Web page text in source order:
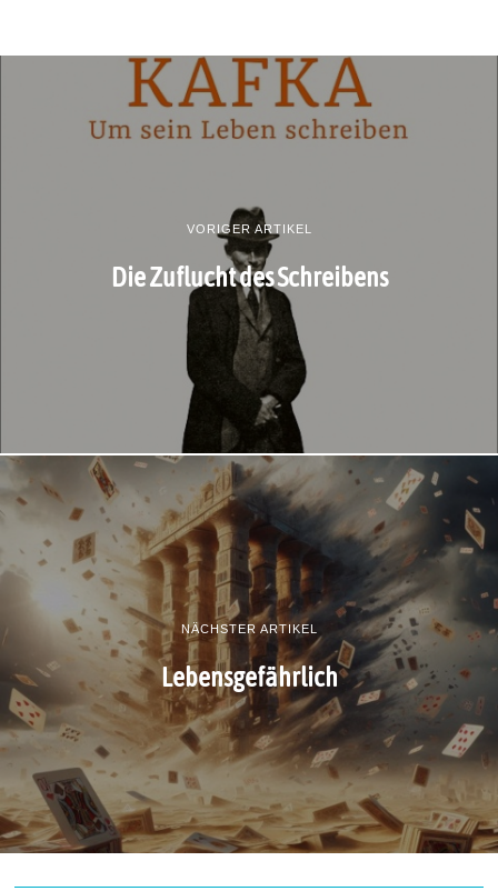
VORIGER ARTIKEL
Die Zuflucht des Schreibens
NÄCHSTER ARTIKEL
Lebensgefährlich